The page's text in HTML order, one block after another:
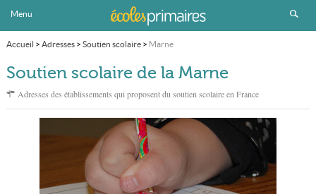
Menu
Accueil > Adresses> Soutien scolaire> Marne
Soutien scolaire de la Marne
Adresses des établissements qui proposent du soutien scolaire en France